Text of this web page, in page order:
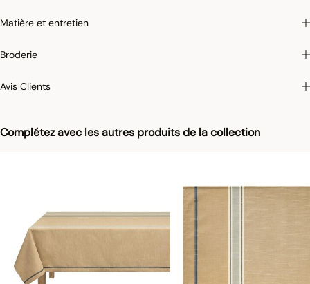
Complétez avec les autres produits de la collection
•Dont 61% de fils "Re-Fil" : 50% de fibres de coton recyclés et 50% de coton vierge
•Coins onglets - 1,5 cm
On aime : sa collection transversale qui offre un univers à la fois raffiné et
Photographies :les photographies sont les plus fidèles possibles mais ne peuvent
Pour limiter le rétrécissement du coton au lavage, Le Jacquard Français applique
le traitement spécifique Irretrex qui minimiser les réactions des fibres de coton
naturel au lavage. Notre coton reste stable dans le temps et nos tissus conservent
leurs proportions au fil du temps pour vous donner entière satisfaction.
Matière et entretien
Broderie
Avis Clients